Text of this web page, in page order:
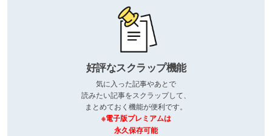
好評なスクラップ機能
気に入った記事やあとで
読みたい記事をスクラップして、
まとめておく機能が便利です。
※電子版プレミアムは
永久保存可能